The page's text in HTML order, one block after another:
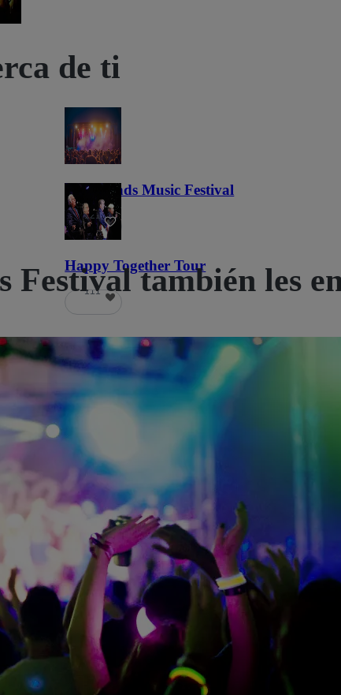
de ti
Lost Lands Music Festival
121
Happy Together Tour
111
Festival también les